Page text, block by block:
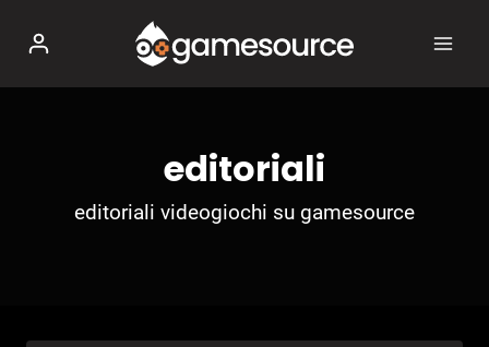
contenuto
editoriali
editoriali videogiochi su gamesource